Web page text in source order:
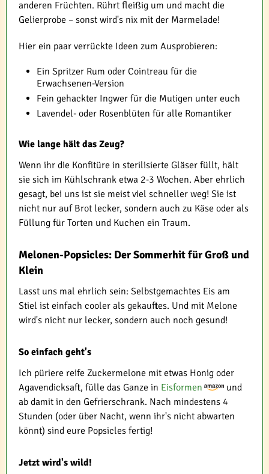
anderen Früchten. Rührt fleißig um und macht die
Gelierprobe – sonst wird's nix mit der Marmelade!
Hier ein paar verrückte Ideen zum Ausprobieren:
Ein Spritzer Rum oder Cointreau für die
Erwachsenen-Version
Fein gehackter Ingwer für die Mutigen unter euch
Lavendel- oder Rosenblüten für alle Romantiker
Wie lange hält das Zeug?
Wenn ihr die Konfitüre in sterilisierte Gläser füllt, hält
sie sich im Kühlschrank etwa 2-3 Wochen. Aber ehrlich
gesagt, bei uns ist sie meist viel schneller weg! Sie ist
nicht nur auf Brot lecker, sondern auch zu Käse oder als
Füllung für Torten und Kuchen ein Traum.
Melonen-Popsicles: Der Sommerhit für Groß und
Klein
Lasst uns mal ehrlich sein: Selbstgemachtes Eis am
Stiel ist einfach cooler als gekauftes. Und mit Melone
wird's nicht nur lecker, sondern auch noch gesund!
So einfach geht's
Ich püriere reife Zuckermelone mit etwas Honig oder
Agavendicksaft, fülle das Ganze in Eisformen
und
ab damit in den Gefrierschrank. Nach mindestens 4
Stunden (oder über Nacht, wenn ihr's nicht abwarten
könnt) sind eure Popsicles fertig!
Jetzt wird's wild!